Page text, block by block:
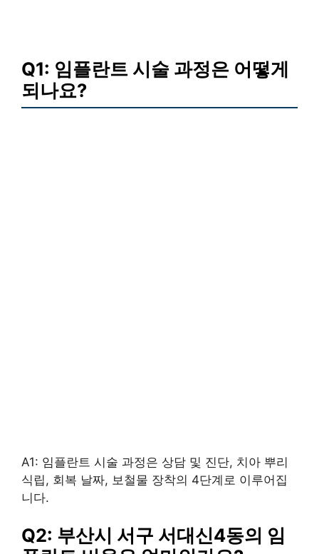
Q1: 임플란트 시술 과정은 어떻게
되나요?
A1: 임플란트 시술 과정은 상담 및 진단, 치아 뿌리
식립, 회복 날짜, 보철물 장착의 4단계로 이루어집
니다.
Q2: 부산시 서구 서대신4동의 임